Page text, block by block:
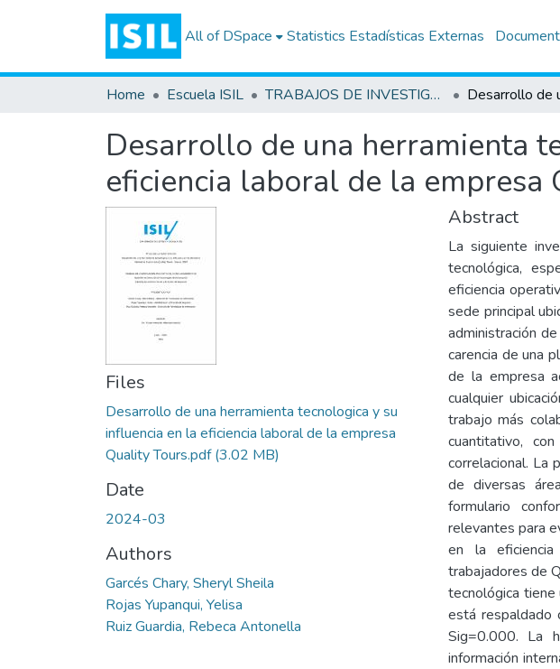
All of DSpace Statistics Estadísticas Externas
Home Escuela ISIL TRABAJOS DE INVESTIGACIÓN
Desarrollo de una herramienta
eficiencia laboral de la empresa
Files
Desarrollo de una herramienta tecnologica y su
influencia en la eficiencia laboral de la empresa
Quality Tours.pdf(3.02 MB)
Date
2024-03
Authors
Garcés Chary, Sheryl Sheila
Rojas Yupanqui, Yelisa
Ruiz Guardia, Rebeca Antonella
Abstract
La siguiente
tecnológica,
eficiencia
sede principal
administración
carencia de una
de la empresa
cualquier
trabajo más
cuantitativo,
correlacional. La
de diversas
formulario
relevantes para
en la
trabajadores de
tecnológica
está respaldado
Sig=0.000. La
información